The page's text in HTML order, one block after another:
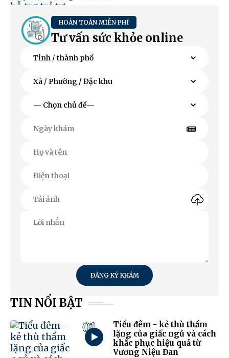
HOÀN TOÀN MIỄN PHÍ
Tư vấn sức khỏe online
ĐĂNG KÝ KHÁM
TIN NỔI BẬT
01
Tiểu đêm - kẻ thù thầm
lặng của giấc ngủ và cách
khắc phục hiệu quả từ
Vương Niệu Đan